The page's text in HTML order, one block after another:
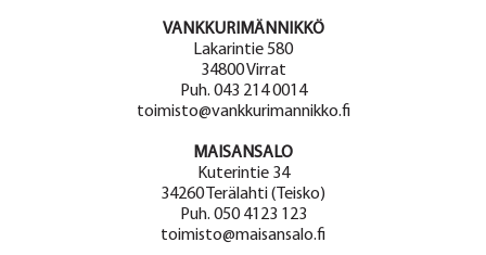
VANKKURIMÄNNIKKÖ
Lakarintie 580
34800 Virrat
Puh. 043 214 0014
toimisto@vankkurimannikko.fi
MAISANSALO
Kuterintie 34
34260 Terälahti (Teisko)
Puh. 050 4123 123
toimisto@maisansalo.fi